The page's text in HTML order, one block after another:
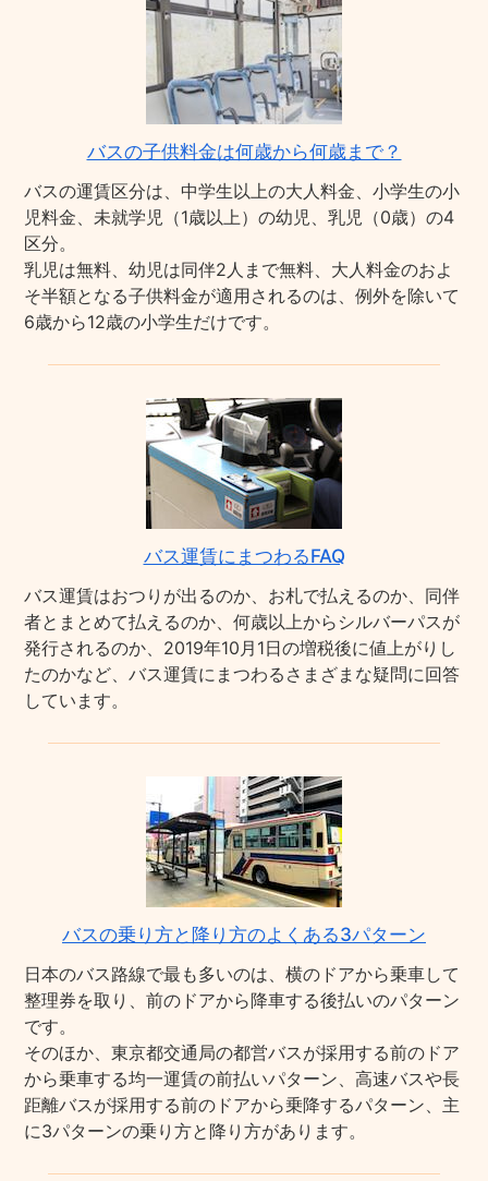
バスの子供料金は何歳から何歳まで？
バスの運賃区分は、中学生以上の大人料金、小学生の小
児料金、未就学児（1歳以上）の幼児、乳児（0歳）の4
区分。
乳児は無料、幼児は同伴2人まで無料、大人料金のおよ
そ半額となる子供料金が適用されるのは、例外を除いて
6歳から12歳の小学生だけです。
バス運賃にまつわるFAQ
バス運賃はおつりが出るのか、お札で払えるのか、同伴
者とまとめて払えるのか、何歳以上からシルバーパスが
発行されるのか、2019年10月1日の増税後に値上がりし
たのかなど、バス運賃にまつわるさまざまな疑問に回答
しています。
バスの乗り方と降り方のよくある3パターン
日本のバス路線で最も多いのは、横のドアから乗車して
整理券を取り、前のドアから降車する後払いのパターン
です。
そのほか、東京都交通局の都営バスが採用する前のドア
から乗車する均一運賃の前払いパターン、高速バスや長
距離バスが採用する前のドアから乗降するパターン、主
に3パターンの乗り方と降り方があります。